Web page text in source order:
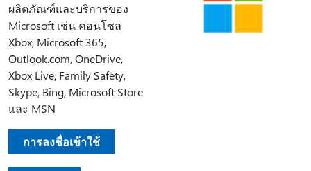
ผลิตภัณฑ์และบริการของ
Microsoft เช่น คอนโซล
Xbox, Microsoft 365,
Outlook.com, OneDrive,
Xbox Live, Family Safety,
Skype, Bing, Microsoft Store
และ MSN
การลงชื่อเข้าใช้